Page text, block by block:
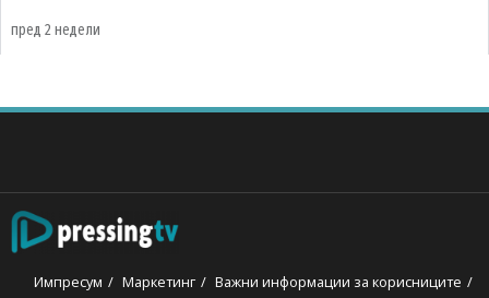
пред 2 недели
Импресум Маркетинг
Важни информации за корисниците